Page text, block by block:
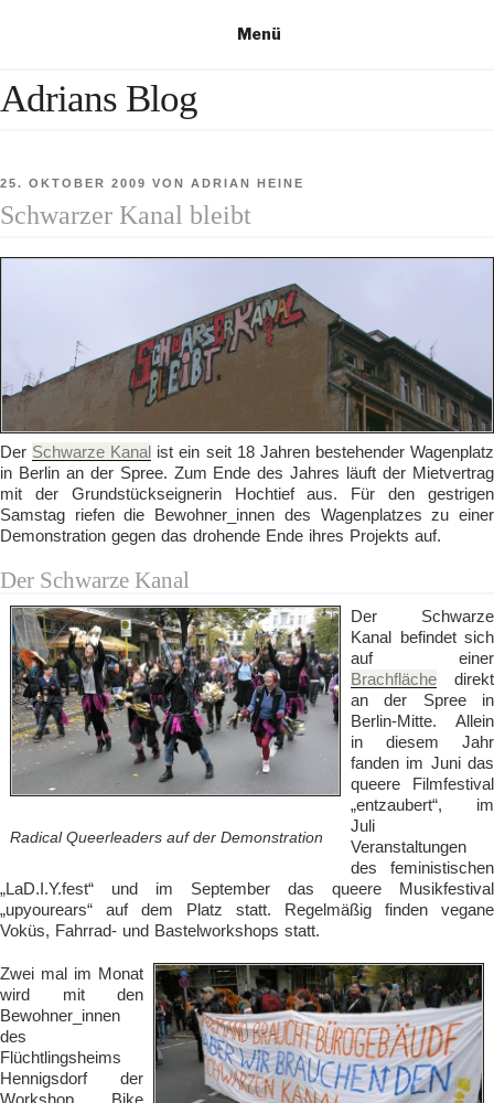
Menü
Adrians Blog
VERÖFFENTLICHT
AM
25. OKTOBER 2009 VON ADRIAN HEINE
Schwarzer Kanal bleibt
Der Schwarze Kanal ist ein seit 18 Jahren bestehender Wagenplatz
in Berlin an der Spree. Zum Ende des Jahres läuft der Mietvertrag
mit der Grundstückseignerin Hochtief aus. Für den gestrigen
Samstag riefen die Bewohner_innen des Wagenplatzes zu einer
Demonstration gegen das drohende Ende ihres Projekts auf.
Der Schwarze Kanal
Radical Queerleaders auf der Demonstration
Der Schwarze
Kanal befindet sich
auf einer
Brachfläche direkt
an der Spree in
Berlin-Mitte. Allein
in diesem Jahr
fanden im Juni das
queere Filmfestival
„entzaubert“, im
Juli
Veranstaltungen
des feministischen
„LaD.I.Y.fest“ und im September das queere Musikfestival
„upyourears“ auf dem Platz statt. Regelmäßig finden vegane
Voküs, Fahrrad- und Bastelworkshops statt.
Zwei mal im Monat
wird mit den
Bewohner_innen
des
Flüchtlingsheims
Hennigsdorf der
Workshop „Bike